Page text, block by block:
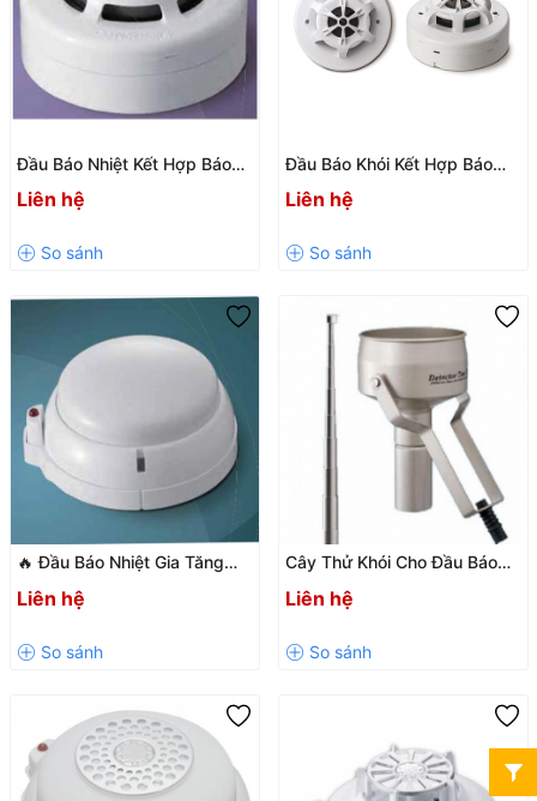
Đầu Báo Nhiệt Kết Hợp Báo
Khói Horing AH-0315 Chính
Hãng
Liên hệ
Đầu Báo Khói Kết Hợp Báo
Nhiệt Horing AH-0715 Chính
Hãng Đài Loan
Liên hệ
🔥 Đầu Báo Nhiệt Gia Tăng
Giá Tốt
Liên hệ
Cây Thử Khói Cho Đầu Báo
Chính Hãng Đài Loan
Liên hệ